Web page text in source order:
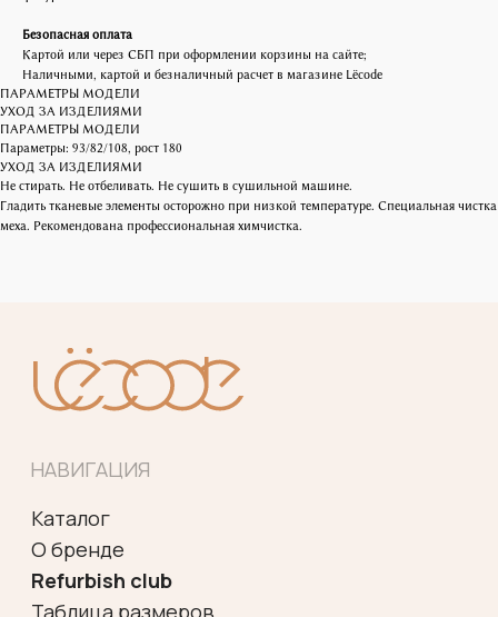
Безопасная оплата
Картой или через СБП при оформлении корзины на сайте;
Наличными, картой и безналичный расчет в магазине Lëcode
ПАРАМЕТРЫ МОДЕЛИ
УХОД ЗА ИЗДЕЛИЯМИ
ПАРАМЕТРЫ МОДЕЛИ
Параметры: 93/82/108, рост 180
УХОД ЗА ИЗДЕЛИЯМИ
Не стирать. Не отбеливать. Не сушить в сушильной машине.
Гладить тканевые элементы осторожно при низкой температуре. Специальная чистка
меха. Рекомендована профессиональная химчистка.
НАВИГАЦИЯ
Каталог
О бренде
Refurbish club
Таблица размеров
Оплата и доставка
Контакты
+7 921 565 48 61
Москва, Малая Бронная 19А
Пространство работает по